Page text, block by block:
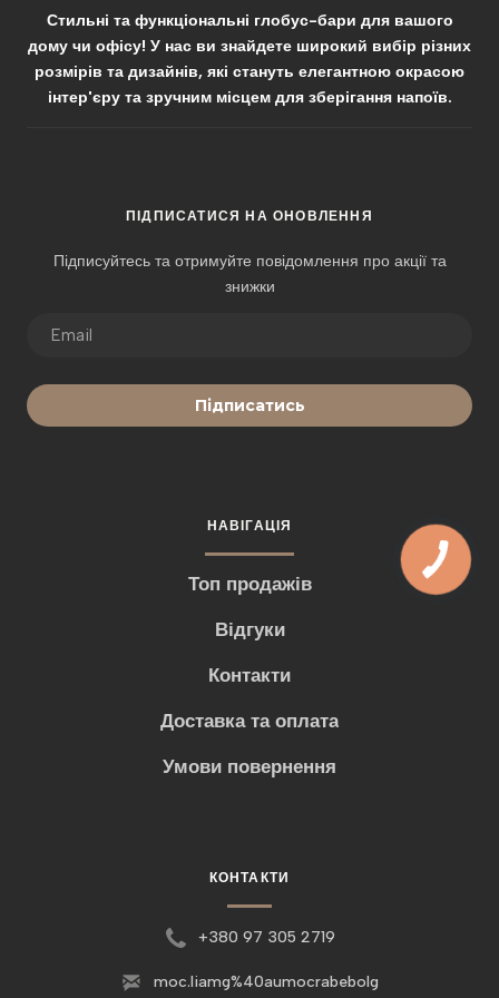
Стильні та функціональні глобус-бари для вашого
дому чи офісу! У нас ви знайдете широкий вибір різних
розмірів та дизайнів, які стануть елегантною окрасою
інтер'єру та зручним місцем для зберігання напоїв.
ПІДПИСАТИСЯ НА ОНОВЛЕННЯ
Підписуйтесь та отримуйте повідомлення про акції та
знижки
Підписатись
НАВІГАЦІЯ
Топ продажів
Відгуки
Контакти
Доставка та оплата
Умови повернення
КОНТАКТИ
+380 97 305 2719
moc.liamg%40aumocrabebolg